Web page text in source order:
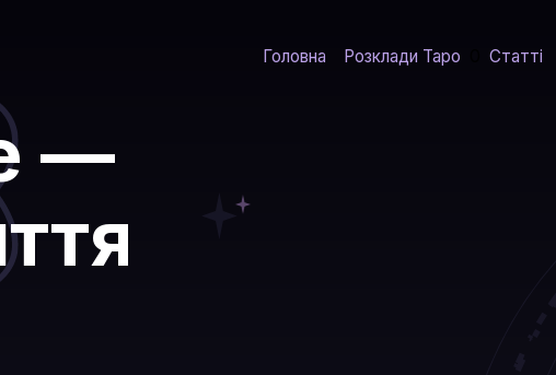
Головна Розклади Таро Статті
—